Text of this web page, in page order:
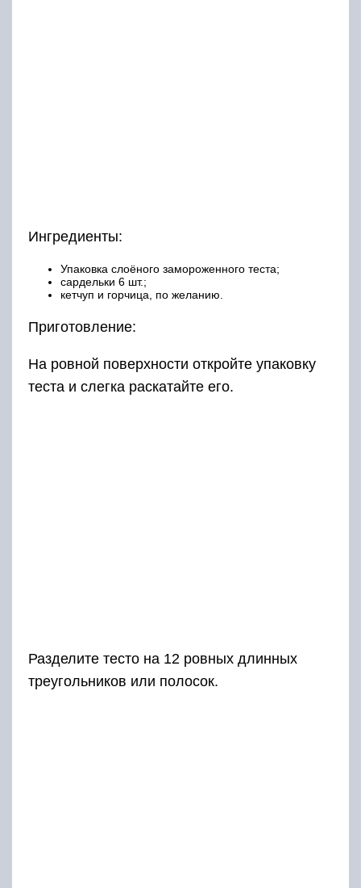
Ингредиенты:
Упаковка слоёного замороженного теста;
сардельки 6 шт.;
кетчуп и горчица, по желанию.
Приготовление:
На ровной поверхности откройте упаковку
теста и слегка раскатайте его.
Разделите тесто на 12 ровных длинных
треугольников или полосок.